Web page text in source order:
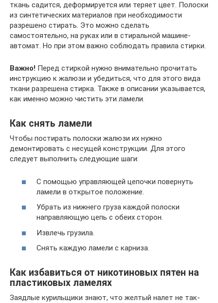
ткань садится, деформируется или теряет цвет. Полоски
из синтетических материалов при необходимости
разрешено стирать. Это можно сделать
самостоятельно, на руках или в стиральной машине-
автомат. Но при этом важно соблюдать правила стирки.
Важно! Перед стиркой нужно внимательно прочитать
инструкцию к жалюзи и убедиться, что для этого вида
ткани разрешена стирка. Также в описании указывается,
как именно можно чистить эти ламели.
Как снять ламели
Чтобы постирать полоски жалюзи их нужно
демонтировать с несущей конструкции. Для этого
следует выполнить следующие шаги:
С помощью управляющей цепочки повернуть
ламели в открытое положение.
Убрать из нижнего груза каждой полоски
направляющую цепь с обеих сторон.
Извлечь грузила.
Снять каждую ламели с карниза.
Как избавиться от никотиновых пятен на
пластиковых ламелях
Заядлые курильщики знают, что желтый налет не так-